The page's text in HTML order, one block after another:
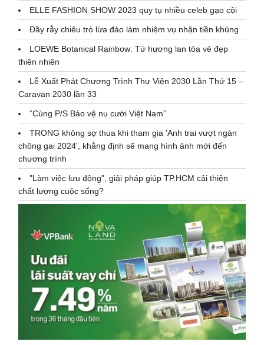
ELLE FASHION SHOW 2023 quy tụ nhiều celeb gạo cội
Đầy rẫy chiêu trò lừa đảo làm nhiệm vụ nhận tiền khủng
LOEWE Botanical Rainbow: Tứ hương lan tỏa vẻ đẹp
thiên nhiên
Lễ Xuất Phát Chương Trình Thư Viện 2030 Lần Thứ 15 –
Caravan 2030 lần 33
“Cùng P/S Bảo vệ nụ cười Việt Nam”
TRONG không sợ thua khi tham gia 'Anh trai vượt ngàn
chông gai 2024', khẳng định sẽ mang hình ảnh mới đến
chương trình
"Làm việc lưu động", giải pháp giúp TP.HCM cải thiện
chất lượng cuộc sống?